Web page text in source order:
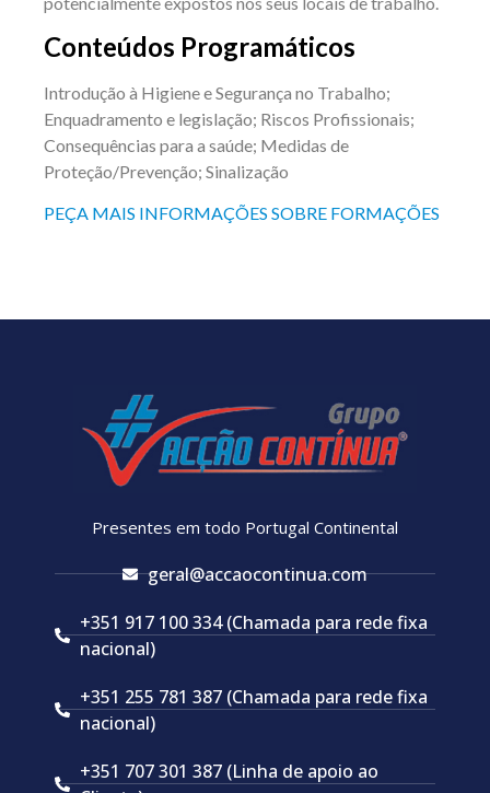
Conteúdos Programáticos
Introdução à Higiene e Segurança no Trabalho;
Enquadramento e legislação; Riscos Profissionais;
Consequências para a saúde; Medidas de
Proteção/Prevenção; Sinalização
PEÇA MAIS INFORMAÇÕES SOBRE FORMAÇÕES
Presentes em todo Portugal Continental
geral@accaocontinua.com
+351 917 100 334 (Chamada para rede fixa
nacional)
+351 255 781 387 (Chamada para rede fixa
nacional)
+351 707 301 387 (Linha de apoio ao